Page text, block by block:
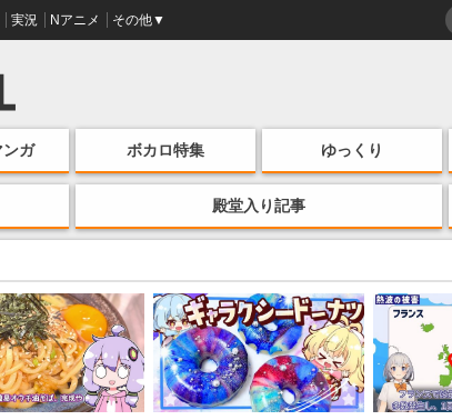
実況 Nアニメ その他▼
ンガ ボカロ特集 ゆっくり
殿堂入り記事